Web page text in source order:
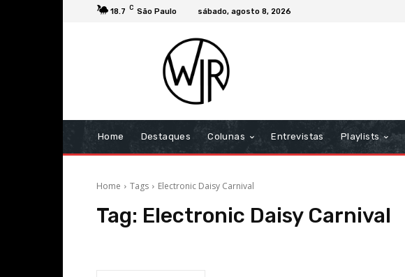
18.7 C São Paulo sábado, agosto 8, 2026
Home Destaques Colunas Entrevistas Playlists
Home Tags Electronic Daisy Carnival
Tag: Electronic Daisy Carnival